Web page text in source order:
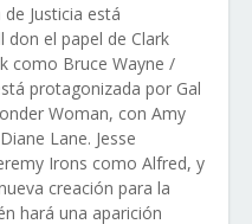
Justicia está
don el papel de Clark
como Bruce Wayne /
protagonizada por Gal
Woman, con Amy
Lane. Jesse
Irons como Alfred, y
creación para la
hará una aparición